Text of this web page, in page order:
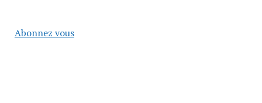
Abonnez vous